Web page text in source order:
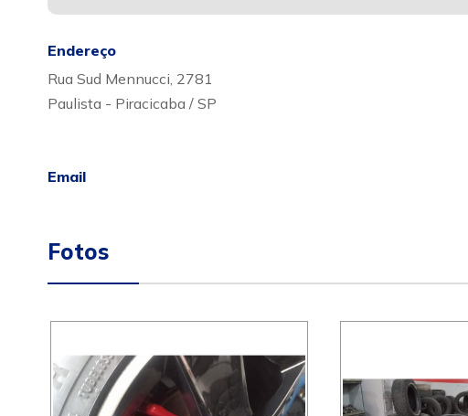
Endereço
Rua Sud Mennucci, 2781
Paulista - Piracicaba / SP
Email
Fotos